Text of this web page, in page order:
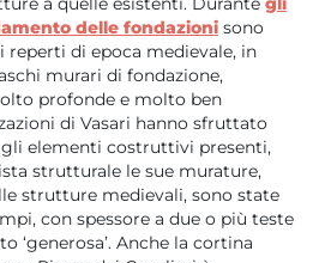
delle fondazioni sono
di epoca medievale, in
murari di fondazione,
profonde e molto ben
di Vasari hanno sfruttato
elementi costruttivi presenti,
strutturale le sue murature,
strutture medievali, sono state
con spessore a due o più teste
‘generosa’. Anche la cortina